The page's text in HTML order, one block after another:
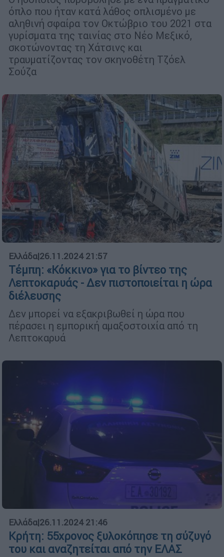
όπλο που ήταν κατά λάθος οπλισμένο με
αληθινή σφαίρα τον Οκτώβριο του 2021 στα
γυρίσματα της ταινίας στο Νέο Μεξικό,
σκοτώνοντας τη Χάτσινς και
τραυματίζοντας τον σκηνοθέτη Τζόελ
Σούζα
Ελλάδα|26.11.2024 21:57
Τέμπη: «Κόκκινο» για το βίντεο της
Λεπτοκαρυάς - Δεν πιστοποιείται η ώρα
διέλευσης
Δεν μπορεί να εξακριβωθεί η ώρα που
πέρασει η εμπορική αμαξοστοιχία από τη
Λεπτοκαρυά
Ελλάδα|26.11.2024 21:46
Κρήτη: 55χρονος ξυλοκόπησε τη σύζυγό
του και αναζητείται από την ΕΛΑΣ